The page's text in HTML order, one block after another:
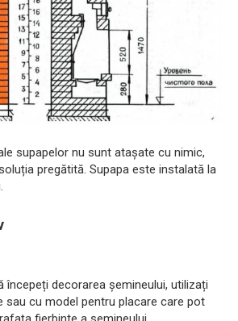
supapelor nu sunt atașate cu nimic,
pregătită. Supapa este instalată la
începeți decorarea șemineului, utilizați
sau cu model pentru placare care pot